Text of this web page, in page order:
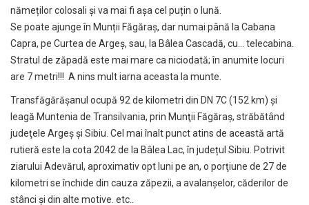
nămeților colosali și va mai fi așa cel puțin o lună.
Se poate ajunge în Munții Făgăraș, dar numai până la Cabana
Capra, pe Curtea de Argeș, sau, la Bâlea Cascadă, cu… telecabina.
Stratul de zăpadă este mai mare ca niciodată; în anumite locuri
are 7 metri!!! A nins mult iarna aceasta la munte.
Transfăgărăşanul ocupă 92 de kilometri din DN 7C (152 km) şi
leagă Muntenia de Transilvania, prin Munţii Făgăraş, străbătând
judeţele Argeş şi Sibiu. Cel mai înalt punct atins de această artă
rutieră este la cota 2042 de la Bâlea Lac, în județul Sibiu. Potrivit
ziarului Adevărul, aproximativ opt luni pe an, o porţiune de 27 de
kilometri se închide din cauza zăpezii, a avalanşelor, căderilor de
stânci și din alte motive. etc..